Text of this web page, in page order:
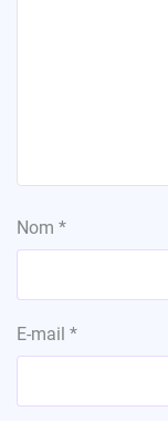
Nom *
E-mail *